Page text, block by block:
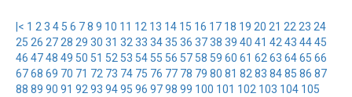
|< 1 2 3 4 5 6 78 9 10 11 12 13 14 15 16 17 18 19 20 21 22 23 24
25 26 27 28 29 30 31 32 33 3435 36 3738 39 40 41 42 43 4445
46 4748 49 50 51 52 53 54 55 56 57 58 59 60 61 62 63 6465 66
6768 69 70 71 72 73 74 75 76 77 78 79 80 81 82 83 8485 86 87
88 89 90 91 92 93 9495 96 9798 99 100 101 102 103 104 105